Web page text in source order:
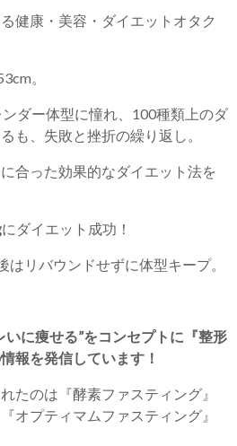
健康・美容・ダイエットオタク
。
ダー体型に憧れ、100種類上のダ
も、失敗と挫折の繰り返し。
合った効果的なダイエット法を
にダイエット成功！
はリバウンドせずに体型キープ。
いに痩せる”をコンセプトに『整形
報を発信しています！
たのは『酵素ファスティング』
オプティマムファスティング』